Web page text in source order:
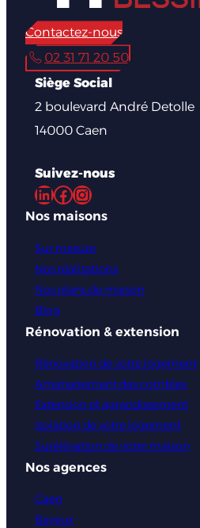
Contactez-nous
02 31 71 20 50
Siège Social
2 boulevard André Detolle
14000 Caen
Suivez-nous
LinkedIn Facebook Instagram
Nos maisons
Sur mesure
Nos réalisations
Nos plans de maison
Blog
Rénovation & extension
Rénovation de votre logement
Aménagement des combles
Extension et agrandissement
Isolation de votre logement
Surélévation de votre maison
Nos agences
Caen
Bayeux